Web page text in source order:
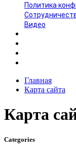
Политика
Видео
Главная
Карта сайта
Карта
Categories